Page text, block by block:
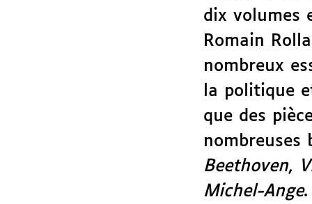
dix volumes
Romain
nombreux
la politique
que des
nombreuses
Beethoven,
Michel-Ange.